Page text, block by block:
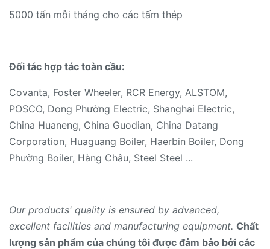
5000 tấn mỗi tháng cho các tấm thép
Đối tác hợp tác toàn cầu:
Covanta, Foster Wheeler, RCR Energy, ALSTOM,
POSCO, Dong Phường Electric, Shanghai Electric,
China Huaneng, China Guodian, China Datang
Corporation, Huaguang Boiler, Haerbin Boiler, Dong
Phường Boiler, Hàng Châu, Steel Steel ...
Our products' quality is ensured by advanced,
excellent facilities and manufacturing equipment. Chất
lượng sản phẩm của chúng tôi được đảm bảo bởi các